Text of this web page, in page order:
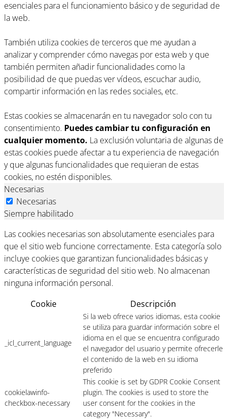
esenciales para el funcionamiento básico y de seguridad de
la web.
También utiliza cookies de terceros que me ayudan a
analizar y comprender cómo navegas por esta web y que
también permiten añadir funcionalidades como la
posibilidad de que puedas ver vídeos, escuchar audio,
compartir información en las redes sociales, etc.
Estas cookies se almacenarán en tu navegador solo con tu
consentimiento. Puedes cambiar tu configuración en
cualquier momento. La exclusión voluntaria de algunas de
estas cookies puede afectar a tu experiencia de navegación
y que algunas funcionalidades que requieran de estas
cookies, no estén disponibles.
Necesarias
Necesarias
Siempre habilitado
Las cookies necesarias son absolutamente esenciales para
que el sitio web funcione correctamente. Esta categoría solo
incluye cookies que garantizan funcionalidades básicas y
características de seguridad del sitio web. No almacenan
ninguna información personal.
Cookie
Descripción
_icl_current_language
Si la web ofrece varios idiomas, esta cookie
se utiliza para guardar información sobre el
idioma en el que se encuentra configurado
el navegador del usuario y permite ofrecerle
el contenido de la web en su idioma
preferido
cookielawinfo-
checkbox-necessary
This cookie is set by GDPR Cookie Consent
plugin. The cookies is used to store the
user consent for the cookies in the
category "Necessary".